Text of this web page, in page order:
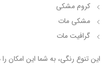
کروم مشکی
مشکی مات
گرافیت مات
این تنوع رنگی، به شما این امکان